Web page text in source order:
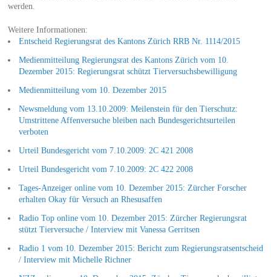
werden.
Weitere Informationen:
Entscheid Regierungsrat des Kantons Zürich RRB Nr. 1114/2015
Medienmitteilung Regierungsrat des Kantons Zürich vom 10.
Dezember 2015: Regierungsrat schützt Tierversuchsbewilligung
Medienmitteilung vom 10. Dezember 2015
Newsmeldung vom 13.10.2009: Meilenstein für den Tierschutz:
Umstrittene Affenversuche bleiben nach Bundesgerichtsurteilen
verboten
Urteil Bundesgericht vom 7.10.2009: 2C 421 2008
Urteil Bundesgericht vom 7.10.2009: 2C 422 2008
Tages-Anzeiger online vom 10. Dezember 2015: Zürcher Forscher
erhalten Okay für Versuch an Rhesusaffen
Radio Top online vom 10. Dezember 2015: Zürcher Regierungsrat
stützt Tierversuche / Interview mit Vanessa Gerritsen
Radio 1 vom 10. Dezember 2015: Bericht zum Regierungsratsentscheid
/ Interview mit Michelle Richner